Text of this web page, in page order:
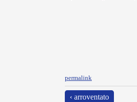
permalink
‹ arroventato